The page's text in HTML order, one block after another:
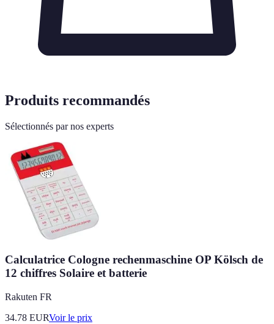
Produits recommandés
Sélectionnés par nos experts
Calculatrice Cologne rechenmaschine OP Kölsch de
12 chiffres Solaire et batterie
Rakuten FR
34.78 EURVoir le prix